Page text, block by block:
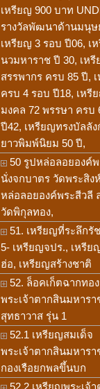
เหรียญ 900 บาท
รางวัลพัฒนาด้านมนุษ
เหรียญ 3 รอบ ปี06, เ
นวมหาราช ปี 30, เห
สรรพากร ครบ 85 ปี,
ครบ 4 รอบ ปี18, เหรี
มงคล 72 พรรษา ครบ
ปี42, เหรียญทรงบัลลัง
ยาวพิมพ์นิยม 50 ปี,
50 รูปหล่อลอยองค์พ
นั่งจกบาตร วัดพระสิง
หล่อลอยองค์พระสีวลี
วัดพิกุลทอง,
51. เหรียญที่ระลึกรั
5- เหรียญจปร., เหรีย
ฮ่อ, เหรียญสร้างชาติ
52. ล็อคเก็ตฉากทอ
พระเจ้าตากสินมหารา
สุทธาวาส รุ่น 1
52.1 เหรียญสมเด็จ
พระเจ้าตากสินมหารา
กองเรือยกพลขึ้นบก
52.2 เหรียญพระเจ้